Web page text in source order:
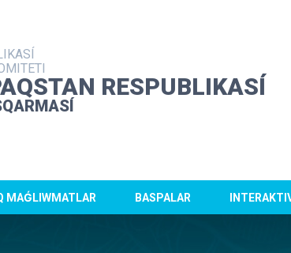
RESPUBLIKASÍ
MAǴLIWMATLAR BASPALAR